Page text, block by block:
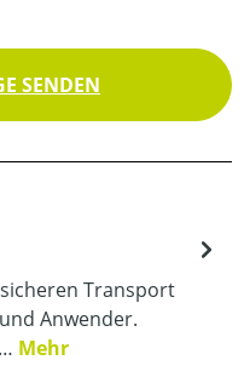
SENDEN
Transport
Anwender.
Mehr